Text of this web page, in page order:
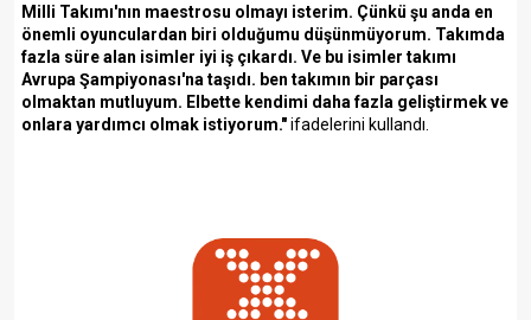
Milli Takımı'nın maestrosu olmayı isterim. Çünkü şu anda en
önemli oyunculardan biri olduğumu düşünmüyorum. Takımda
fazla süre alan isimler iyi iş çıkardı. Ve bu isimler takımı
Avrupa Şampiyonası'na taşıdı. ben takımın bir parçası
olmaktan mutluyum. Elbette kendimi daha fazla geliştirmek ve
onlara yardımcı olmak istiyorum."ifadelerini kullandı.